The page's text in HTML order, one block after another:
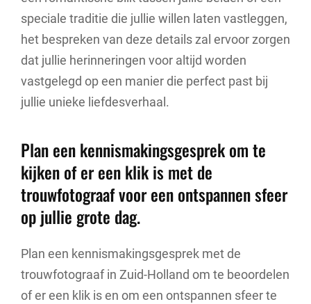
speciale traditie die jullie willen laten vastleggen,
het bespreken van deze details zal ervoor zorgen
dat jullie herinneringen voor altijd worden
vastgelegd op een manier die perfect past bij
jullie unieke liefdesverhaal.
Plan een kennismakingsgesprek om te
kijken of er een klik is met de
trouwfotograaf voor een ontspannen sfeer
op jullie grote dag.
Plan een kennismakingsgesprek met de
trouwfotograaf in Zuid-Holland om te beoordelen
of er een klik is en om een ontspannen sfeer te